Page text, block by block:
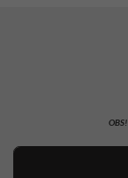
OBS!